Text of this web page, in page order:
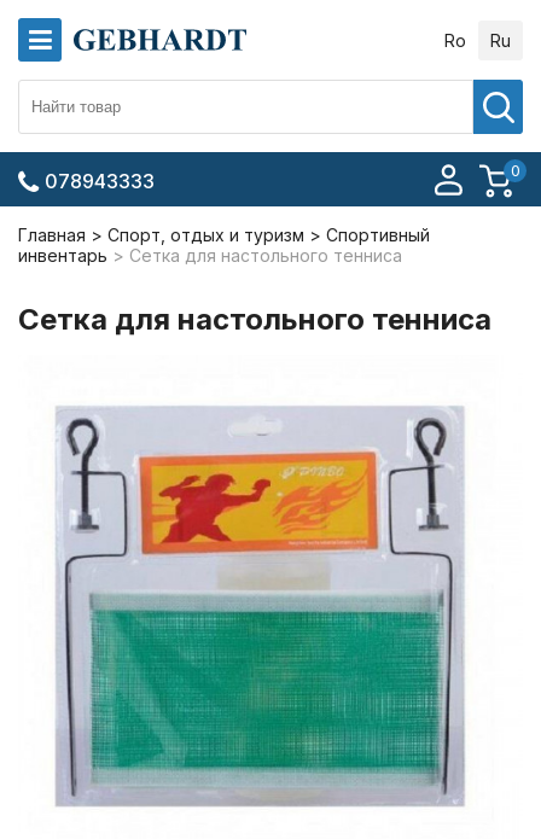
Ro Ru
0
078943333
Главная Спорт, отдых и туризм
Спортивный
инвентарь
Сетка для настольного тенниса
Сетка для настольного тенниса